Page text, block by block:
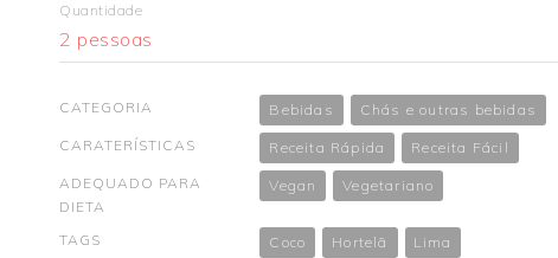
Quantidade
2 pessoas
CATEGORIA Bebidas
Chás e outras bebidas
CARATERÍSTICAS
Receita Rápida
Receita Fácil
ADEQUADO PARA
DIETA
Vegan Vegetariano
TAGS Coco Hortelã Lima